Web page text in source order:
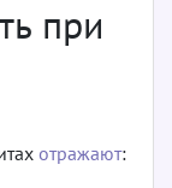
при
отражают: